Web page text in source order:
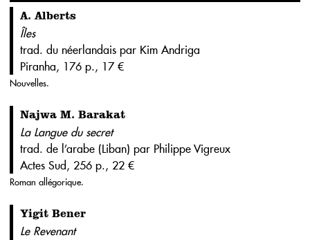
A. Alberts
Îles
trad. du néerlandais par Kim Andriga
Piranha, 176 p., 17 €
Nouvelles.
Najwa M. Barakat
La Langue du secret
trad. de l’arabe (Liban) par Philippe Vigreux
Actes Sud, 256 p., 22 €
Roman allégorique.
Yigit Bener
Le Revenant